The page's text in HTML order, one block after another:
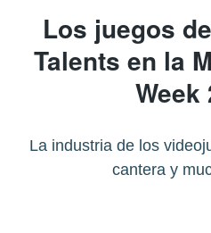
Los juegos
Talents en la
Week
La industria de los
cantera y